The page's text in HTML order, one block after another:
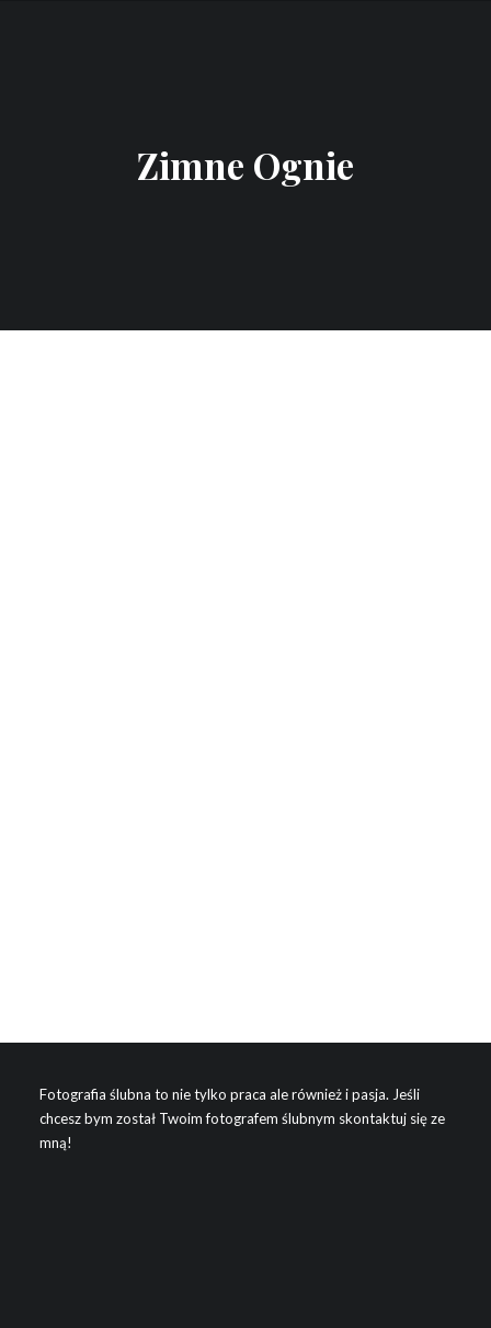
Zimne Ognie
Fotografia ślubna to nie tylko praca ale również i pasja. Jeśli
chcesz bym został Twoim fotografem ślubnym skontaktuj się ze
mną!